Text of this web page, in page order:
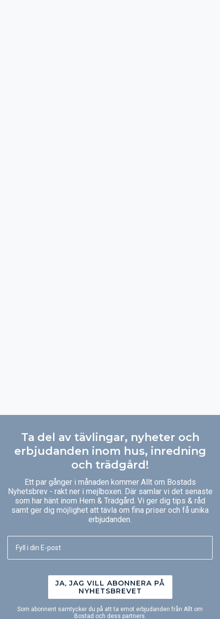
Ta del av tävlingar, nyheter och
erbjudanden inom hus, inredning
och trädgård!
Ett par gånger i månaden kommer Allt om Bostads
Nyhetsbrev - rakt ner i mejlboxen. Där samlar vi det senaste
som har hänt inom Hem & Trädgård. Vi ger dig tips & råd
samt ger dig möjlighet att tävla om fina priser och få unika
erbjudanden.
JA, JAG VILL ABONNERA PÅ
NYHETSBREVET
Som abonnent samtycker du på att ta emot erbjudanden från Allt om
Bostad och dess partners.